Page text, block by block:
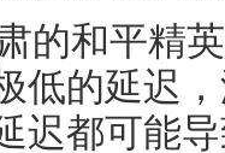
的和平精
低的延迟
迟都可能